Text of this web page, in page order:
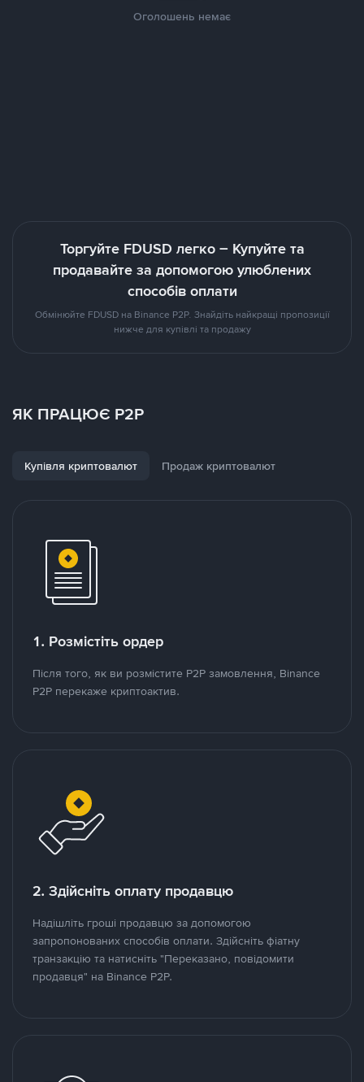
Оголошень немає
Торгуйте FDUSD легко – Купуйте та
продавайте за допомогою улюблених
способів оплати
Обмінюйте FDUSD на Binance P2P. Знайдіть найкращі пропозиції
нижче для купівлі та продажу
ЯК ПРАЦЮЄ P2P
Купівля криптовалют Продаж криптовалют
1. Розмістіть ордер
Після того, як ви розмістите P2P замовлення, Binance
P2P перекаже криптоактив.
2. Здійсніть оплату продавцю
Надішліть гроші продавцю за допомогою
запропонованих способів оплати. Здійсніть фіатну
транзакцію та натисніть "Переказано, повідомити
продавця" на Binance P2P.